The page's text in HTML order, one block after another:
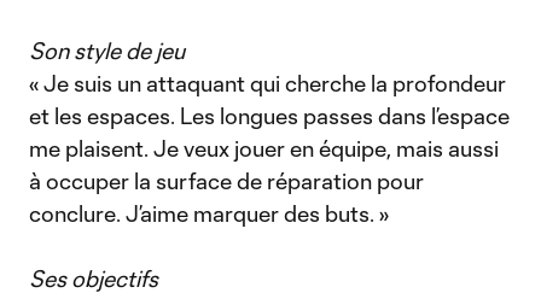
Son style de jeu
« Je suis un attaquant qui cherche la profondeur
et les espaces. Les longues passes dans l’espace
me plaisent. Je veux jouer en équipe, mais aussi
à occuper la surface de réparation pour
conclure. J’aime marquer des buts. »
Ses objectifs